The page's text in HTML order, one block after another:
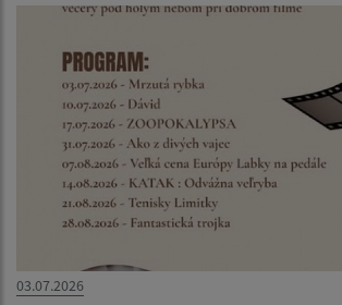
03.07.2026